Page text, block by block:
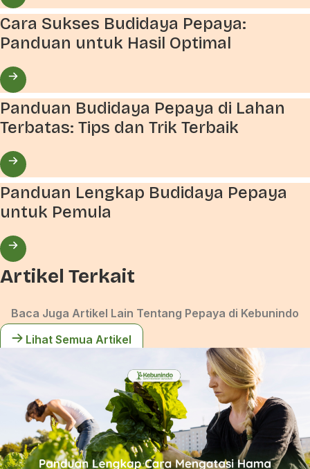
Cara Sukses Budidaya Pepaya:
Panduan untuk Hasil Optimal
Panduan Budidaya Pepaya di Lahan
Terbatas: Tips dan Trik Terbaik
Panduan Lengkap Budidaya Pepaya
untuk Pemula
Artikel Terkait
Baca Juga Artikel Lain Tentang Pepaya di Kebunindo
Lihat Semua Artikel